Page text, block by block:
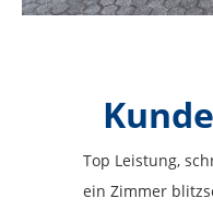
Top Leistung,
ein Zimmer